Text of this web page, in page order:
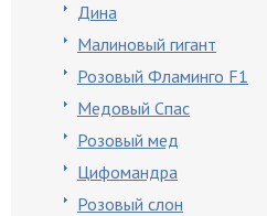
Дина
Малиновый гигант
Розовый Фламинго F1
Медовый Спас
Розовый мед
Цифомандра
Розовый слон